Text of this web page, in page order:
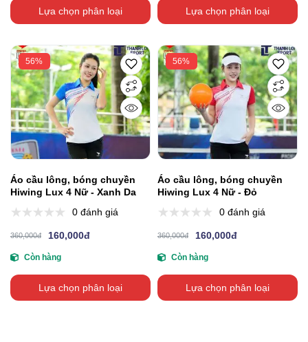
Lựa chọn phân loại Lựa chọn phân loại
56%
Áo cầu lông, bóng chuyền
Hiwing Lux 4 Nữ - Xanh Da
0 đánh giá
360,000đ 160,000đ
Còn hàng
Lựa chọn phân loại
56%
Áo cầu lông, bóng chuyền
Hiwing Lux 4 Nữ - Đỏ
0 đánh giá
360,000đ 160,000đ
Còn hàng
Lựa chọn phân loại